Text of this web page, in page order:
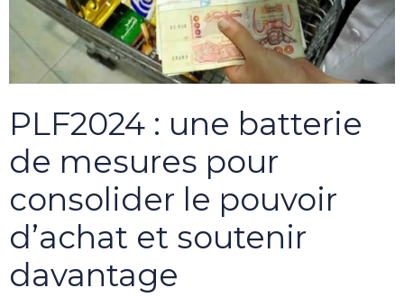
PLF2024 : une batterie
de mesures pour
consolider le pouvoir
d’achat et soutenir
davantage